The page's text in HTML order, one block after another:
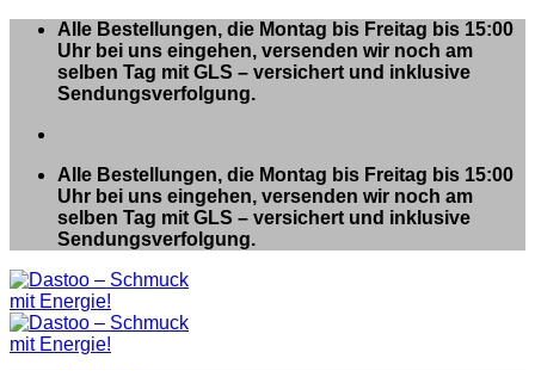
Zum
springen
Alle Bestellungen, die Montag bis Freitag bis 15:00
Uhr bei uns eingehen, versenden wir noch am
selben Tag mit GLS – versichert und inklusive
Sendungsverfolgung.
Alle Bestellungen, die Montag bis Freitag bis 15:00
Uhr bei uns eingehen, versenden wir noch am
selben Tag mit GLS – versichert und inklusive
Sendungsverfolgung.